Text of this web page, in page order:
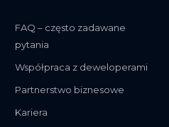
FAQ – często zadawane
pytania
Współpraca z deweloperami
Partnerstwo biznesowe
Kariera